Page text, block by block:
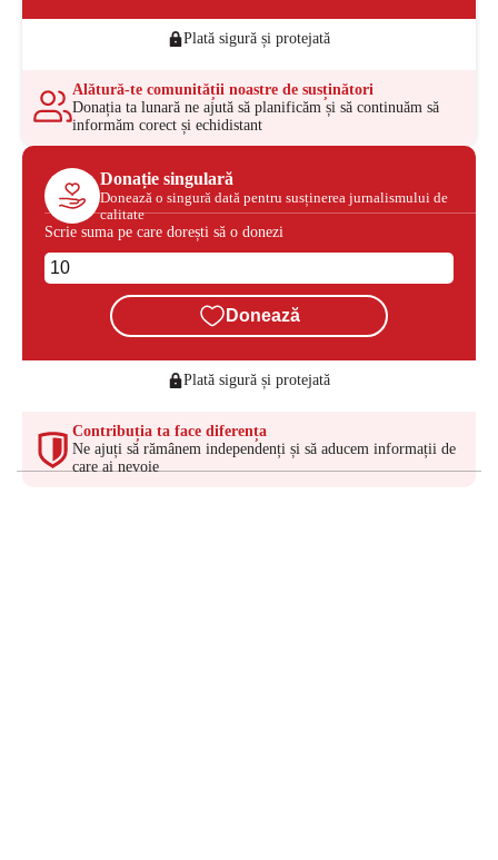
Plată sigură și protejată
Alătură-te comunității noastre de susținători
Donația ta lunară ne ajută să planificăm și să continuăm să
informăm corect și echidistant
Donație singulară
Donează o singură dată pentru susținerea jurnalismului de
calitate
Scrie suma pe care dorești să o donezi
Donează
Plată sigură și protejată
Contribuția ta face diferența
Ne ajuți să rămânem independenți și să aducem informații de
care ai nevoie